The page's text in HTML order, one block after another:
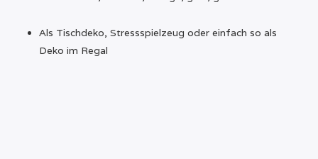
Als Tischdeko, Stressspielzeug oder einfach so als
Deko im Regal